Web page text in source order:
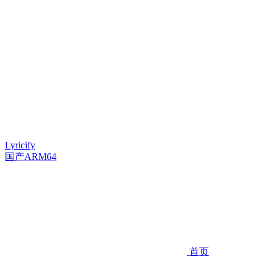
Lyricify
国产ARM64
首页